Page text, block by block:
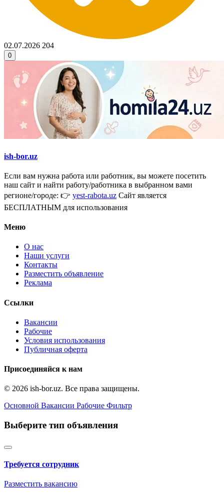
02.07.2026 204
0
ish-bor.uz
Если вам нужна работа или работник, вы можете посетить
наш сайт и найти работу/работника в выбранном вами
регионе/городе: 👉 yest-rabota.uz Сайт является
БЕСПЛАТНЫМ для использования
Меню
О нас
Наши услуги
Контакты
Разместить объявление
Реклама
Ссылки
Вакансии
Рабочие
Условия использования
Публичная оферта
Присоединяйся к нам
© 2026 ish-bor.uz. Все права защищены.
Основной Вакансии Рабочие Фильтр
Выберите тип объявления
Требуется сотрудник
Разместить вакансию